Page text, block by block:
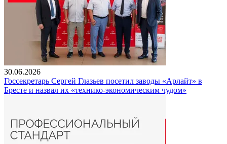
30.06.2026
Госсекретарь Сергей Глазьев посетил заводы «Арлайт» в
Бресте и назвал их «технико-экономическим чудом»